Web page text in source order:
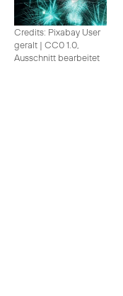
Credits: Pixabay User
geralt | CC0 1.0,
Ausschnitt bearbeitet